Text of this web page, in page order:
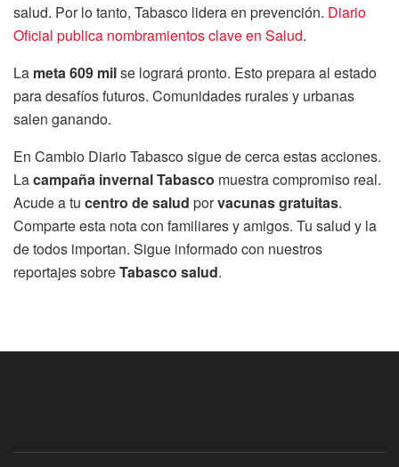
salud. Por lo tanto, Tabasco lidera en prevención. Diario
Oficial publica nombramientos clave en Salud.
La meta 609 milse logrará pronto. Esto prepara al estado
para desafíos futuros. Comunidades rurales y urbanas
salen ganando.
En Cambio Diario Tabasco sigue de cerca estas acciones.
Lacampaña invernal Tabasco muestra compromiso real.
Acude a tu centro de salud porvacunas gratuitas.
Comparte esta nota con familiares y amigos. Tu salud y la
de todos importan. Sigue informado con nuestros
reportajes sobreTabasco salud.